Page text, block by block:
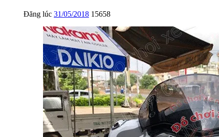
Đăng lúc 31/05/2018 15658